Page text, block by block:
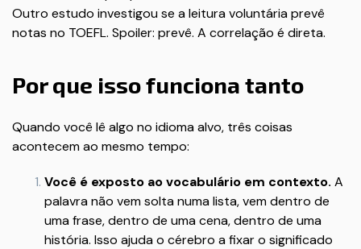
Outro estudo investigou se a leitura voluntária prevê
notas no TOEFL. Spoiler: prevê. A correlação é direta.
Por que isso funciona tanto
Quando você lê algo no idioma alvo, três coisas
acontecem ao mesmo tempo:
Você é exposto ao vocabulário em contexto. A
palavra não vem solta numa lista, vem dentro de
uma frase, dentro de uma cena, dentro de uma
história. Isso ajuda o cérebro a fixar o significado